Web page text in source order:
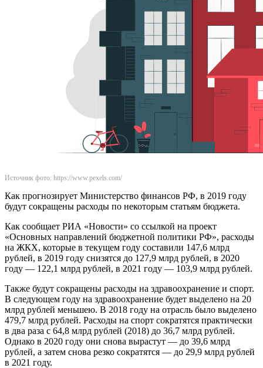
Источник фото: https://www.pexels.com/
Как прогнозирует Министерство финансов РФ, в 2019 году
будут сокращены расходы по некоторым статьям бюджета.
Как сообщает РИА «Новости» со ссылкой на проект
«Основных направлений бюджетной политики РФ», расходы
на ЖКХ, которые в текущем году составили 147,6 млрд
рублей, в 2019 году снизятся до 127,9 млрд рублей, в 2020
году — 122,1 млрд рублей, в 2021 году — 103,9 млрд рублей.
Также будут сокращены расходы на здравоохранение и спорт.
В следующем году на здравоохранение будет выделено на 20
млрд рублей меньшею. В 2018 году на отрасль было выделено
479,7 млрд рублей. Расходы на спорт сократятся практически
в два раза с 64,8 млрд рублей (2018) до 36,7 млрд рублей.
Однако в 2020 году они снова вырастут — до 39,6 млрд
рублей, а затем снова резко сократятся — до 29,9 млрд рублей
в 2021 году.